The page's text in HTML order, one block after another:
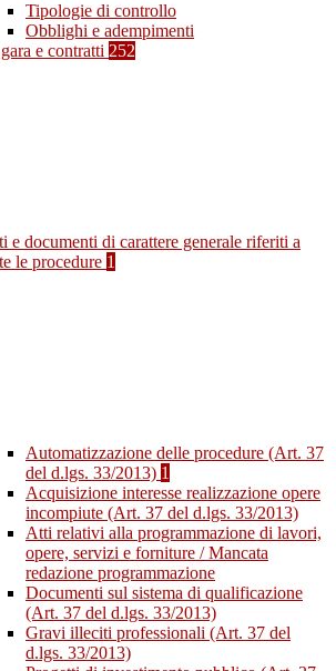
Tipologie di controllo
Obblighi e adempimenti
e contratti 252
e documenti di carattere generale riferiti a
le procedure 1
Automatizzazione delle procedure (Art. 37
del d.lgs. 33/2013) 1
Acquisizione interesse realizzazione opere
incompiute (Art. 37 del d.lgs. 33/2013)
Atti relativi alla programmazione di lavori,
opere, servizi e forniture / Mancata
redazione programmazione
Documenti sul sistema di qualificazione
(Art. 37 del d.lgs. 33/2013)
Gravi illeciti professionali (Art. 37 del
d.lgs. 33/2013)